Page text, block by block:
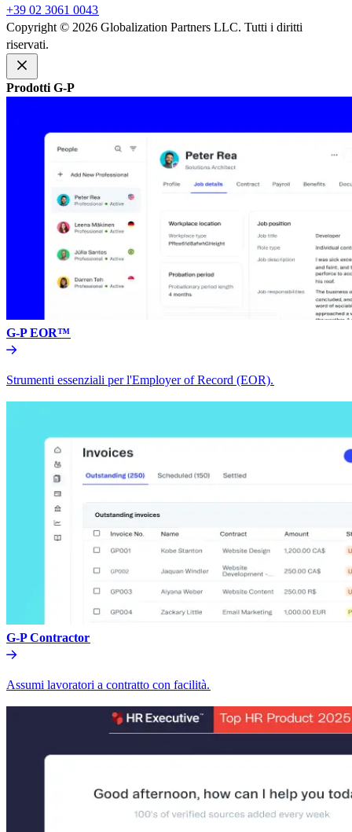
+39 02 3061 0043​​
Copyright © 2026 Globalization Partners LLC. Tutti i diritti
riservati.​​
Prodotti G-P​​
G-P EOR™​​
Strumenti essenziali per l'Employer of Record (EOR).​​
G-P Contractor​​
Assumi lavoratori a contratto con facilità.​​